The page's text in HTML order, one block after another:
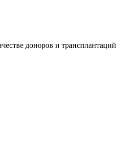
доноров и трансплантаций